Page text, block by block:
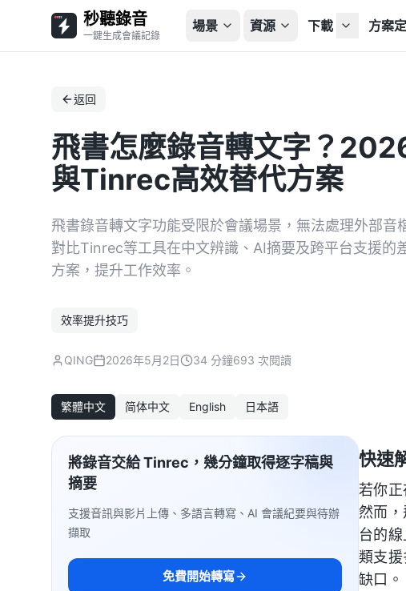
秒聽錄音
一鍵生成會議記錄
場景 資源 下載 方案
返回
飛書怎麼錄音轉文字？
與Tinrec高效替代方案
飛書錄音轉文字功能受限於會議場景，無法處理外部音
對比Tinrec等工具在中文辨識、AI摘要及跨平台支援的
方案，提升工作效率。
效率提升技巧
QING 2026年5月2日 34 分鐘693 次閱讀
繁體中文 简体中文 English 日本語
將錄音交給 Tinrec，幾分鐘取得逐字稿與
摘要
支援音訊與影片上傳、多語言轉寫、AI 會議紀要與待辦
擷取
免費開始轉寫
快速
若你
然而
台的
類支
缺口。